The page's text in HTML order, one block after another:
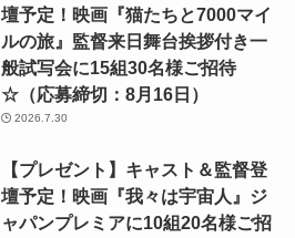
壇予定！映画『猫たちと7000マイ
ルの旅』監督来日舞台挨拶付き一
般試写会に15組30名様ご招待
☆（応募締切：8月16日）
2026.7.30
【プレゼント】キャスト＆監督登
壇予定！映画『我々は宇宙人』ジ
ャパンプレミアに10組20名様ご招